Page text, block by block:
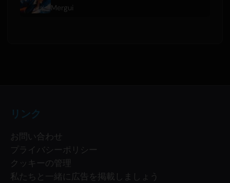
Mergui
リンク
お問い合わせ
プライバシーポリシー
クッキーの管理
私たちと一緒に広告を掲載しましょう